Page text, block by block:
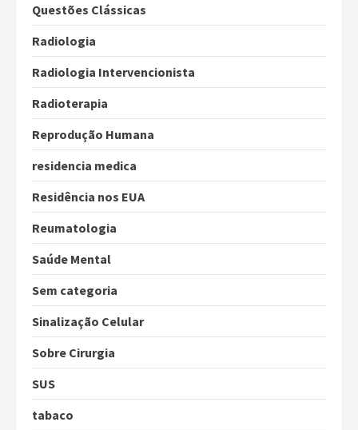
Questões Clássicas
Radiologia
Radiologia Intervencionista
Radioterapia
Reprodução Humana
residencia medica
Residência nos EUA
Reumatologia
Saúde Mental
Sem categoria
Sinalização Celular
Sobre Cirurgia
SUS
tabaco